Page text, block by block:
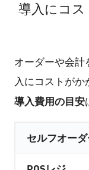
導入にコ
オーダーや会計
入にコストがか
導入費用の目安
セルフオー